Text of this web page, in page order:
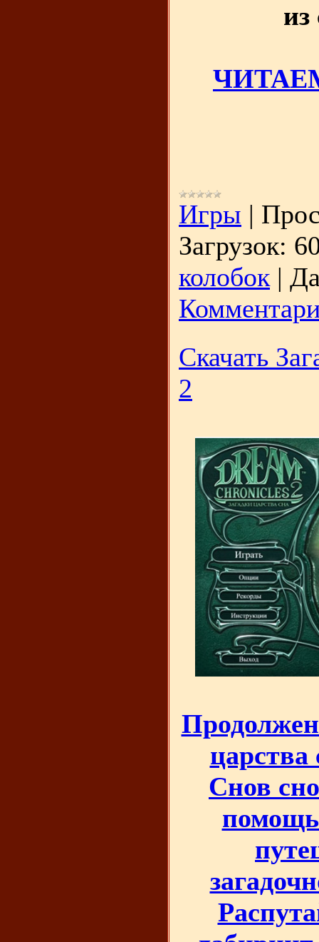
из
Игры |
Загрузок:
колобок |
Скачать
2
царства
Снов